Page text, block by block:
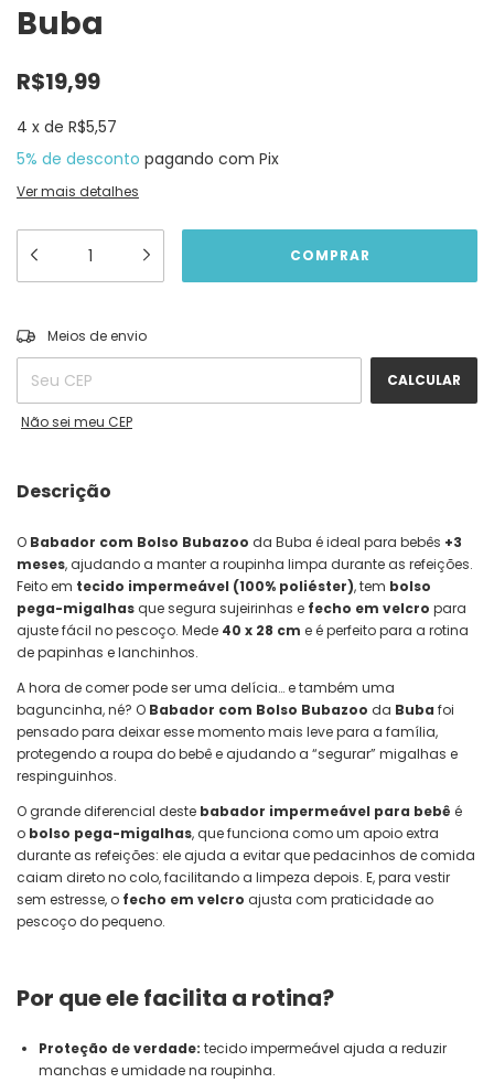
Buba
R$19,99
4 x de R$5,57
5% de desconto pagando com Pix
Ver mais detalhes
Entregas para o CEP:
Meios de envio
CALCULAR
Não sei meu CEP
Descrição
O Babador com Bolso Bubazoo da Buba é ideal para bebês +3
meses, ajudando a manter a roupinha limpa durante as refeições.
Feito em tecido impermeável (100% poliéster), tem bolso
pega-migalhasque segura sujeirinhas e fecho em velcro para
ajuste fácil no pescoço. Mede 40 x 28 cm e é perfeito para a rotina
de papinhas e lanchinhos.
A hora de comer pode ser uma delícia… e também uma
baguncinha, né? O Babador com Bolso Bubazoo da Buba foi
pensado para deixar esse momento mais leve para a família,
protegendo a roupa do bebê e ajudando a “segurar” migalhas e
respinguinhos.
O grande diferencial deste babador impermeável para bebê é
o bolso pega-migalhas, que funciona como um apoio extra
durante as refeições: ele ajuda a evitar que pedacinhos de comida
caiam direto no colo, facilitando a limpeza depois. E, para vestir
sem estresse, o fecho em velcro ajusta com praticidade ao
pescoço do pequeno.
Por que ele facilita a rotina?
Proteção de verdade: tecido impermeável ajuda a reduzir
manchas e umidade na roupinha.